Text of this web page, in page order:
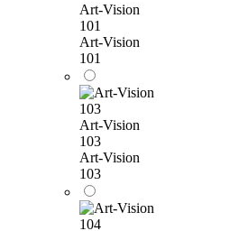
Art-Vision
101
Art-Vision
101
Art-Vision
103
Art-Vision
103